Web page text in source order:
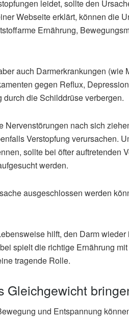
leidet, sollte den
Webseite erklärt, können die
Ernährung,
auch Darmerkrankungen
gegen Reflux,
die Schilddrüse verbergen.
Nervenstörungen nach sich
Verstopfung verursachen.
sollte bei öfter auftretenden
werden.
ausgeschlossen werden
hilft, den Darm
spielt die richtige Ernährung
tragende Rolle.
Gleichgewicht
und Entspannung